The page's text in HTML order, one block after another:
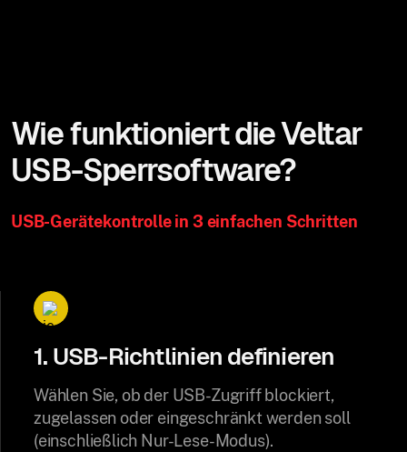
Wie funktioniert die Veltar
USB-Sperrsoftware?
USB-Gerätekontrolle in 3 einfachen Schritten
1. USB-Richtlinien definieren
Wählen Sie, ob der USB-Zugriff blockiert,
zugelassen oder eingeschränkt werden soll
(einschließlich Nur-Lese-Modus).